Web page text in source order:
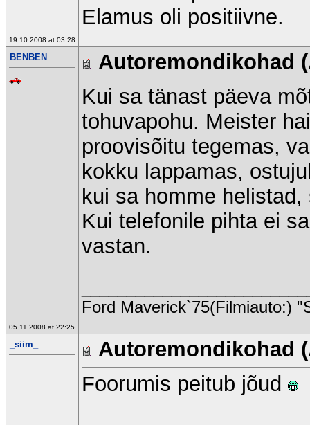
Elamus oli positiivne.
19.10.2008 at 03:28
BENBEN
Autoremondikohad
Kui sa tänast päeva
tohuvapohu. Meister
proovisõitu tegemas,
kokku lappamas,
kui sa homme
Kui telefonile pihta ei
vastan.
Ford Maverick`75(Filmiauto:)
05.11.2008 at 22:25
_siim_
Autoremondikohad
Foorumis peitub jõud